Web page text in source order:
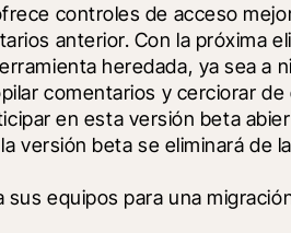
controles de acceso
anterior. Con la próxima
heredada, ya sea
comentarios y cerciorar
en esta versión beta
versión beta se eliminará de
equipos para una